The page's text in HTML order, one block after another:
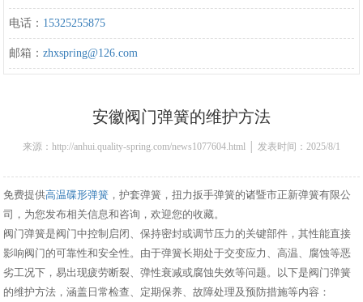
电话： 15325255875
邮箱：zhxspring@126.com
安徽阀门弹簧的维护方法
来源：http://anhui.quality-spring.com/news1077604.html │ 发表时间：2025/8/1
免费提供高温碟形弹簧 ，护套弹簧，扭力扳手弹簧的诸暨市正新弹簧有限公
司，为您发布相关信息和咨询，欢迎您的收藏。
阀门弹簧是阀门中控制启闭、保持密封或调节压力的关键部件，其性能直接
影响阀门的可靠性和安全性。由于弹簧长期处于交变应力、高温、腐蚀等恶
劣工况下，易出现疲劳断裂、弹性衰减或腐蚀失效等问题。以下是阀门弹簧
的维护方法，涵盖日常检查、定期保养、故障处理及预防措施等内容：